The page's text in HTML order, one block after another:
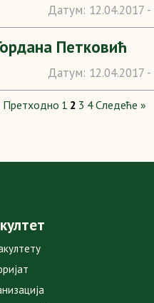
Датум: 12.04.2017 -
Петковић
Датум: 12.04.2017 -
Претходно 1 2 3 4Следеће »